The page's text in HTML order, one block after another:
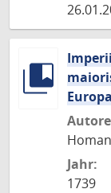
Jahr:
1739